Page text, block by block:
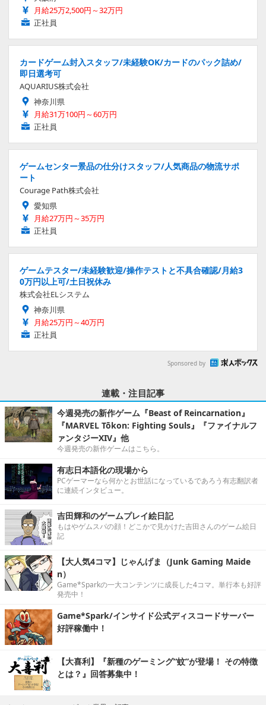
月給25万2,500円～32万円
正社員
カードゲーム封入スタッフ/未経験OK/カードのパック詰め/
即日選考可
AQUARIUS株式会社
神奈川県
月給31万100円～60万円
正社員
ゲームセンター景品の仕分けスタッフ/人気商品の物流サポ
ート
Courage Path株式会社
愛知県
月給27万円～35万円
正社員
ゲームテスター/未経験歓迎/操作テストと不具合確認/月給3
0万円以上可/土日祝休み
株式会社ELシステム
神奈川県
月給25万円～40万円
正社員
Sponsored by
連載・注目記事
今週発売の新作ゲーム『Beast of Reincarnation』
『MARVEL Tōkon: Fighting Souls』『ファイナルフ
ァンタジーXIV』他
今週発売の新作ゲームはこちら。
有志日本語化の現場から
PCゲーマーなら何かとお世話になっているであろう有志翻訳者
に連続インタビュー。
吉田輝和のゲームプレイ絵日記
もはやゲムスパの顔！どこかで見かけた吉田さんのゲーム絵日
記
【大人気4コマ】じゃんげま（Junk Gaming Maide
n）
Game*Sparkの一大コンテンツに成長した4コマ。単行本も好評
発売中！
Game*Spark/インサイド公式ディスコードサーバー
好評稼働中！
【大喜利】『新種のゲーミング“蚊”が登場！ その特徴
とは？』回答募集中！